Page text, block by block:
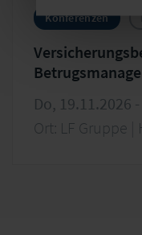
Konferenzen
Do, 19.11.2026
Ort: LF Gruppe